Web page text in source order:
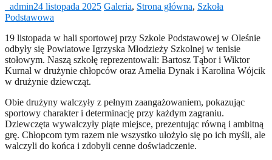
_admin24 listopada 2025 Galeria, Strona główna, Szkoła
Podstawowa
19 listopada w hali sportowej przy Szkole Podstawowej w Oleśnie
odbyły się Powiatowe Igrzyska Młodzieży Szkolnej w tenisie
stołowym. Naszą szkołę reprezentowali: Bartosz Tąbor i Wiktor
Kurnal w drużynie chłopców oraz Amelia Dynak i Karolina Wójcik
w drużynie dziewcząt.
Obie drużyny walczyły z pełnym zaangażowaniem, pokazując
sportowy charakter i determinację przy każdym zagraniu.
Dziewczęta wywalczyły piąte miejsce, prezentując równą i ambitną
grę. Chłopcom tym razem nie wszystko ułożyło się po ich myśli, ale
walczyli do końca i zdobyli cenne doświadczenie.